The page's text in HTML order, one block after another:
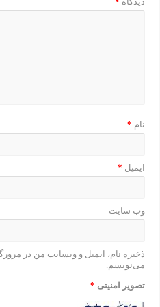
نام *
ایمیل *
وب‌ سایت
ذخیره نام، ایمیل و وبسایت من در
می‌نویسم.
تصویر امنیتی *